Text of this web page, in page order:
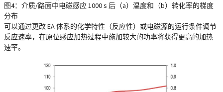
图4：介质/路面中电磁感应 1000 s 后（a）温度和（b）转化率的梯度
分布
可以通过更改 EA 体系的化学特性（反应性）或电磁源的运行条件调节
反应速率，在原位感应加热过程中施加较大的功率将获得更高的加热
速率。